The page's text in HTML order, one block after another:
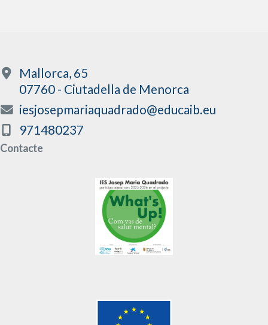
Mallorca, 65
07760 - Ciutadella de Menorca
iesjosepmariaquadrado@educaib.eu
971480237
Contacte